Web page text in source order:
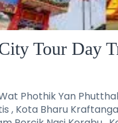
Tour Day
Phothik Yan
, Kota Bharu